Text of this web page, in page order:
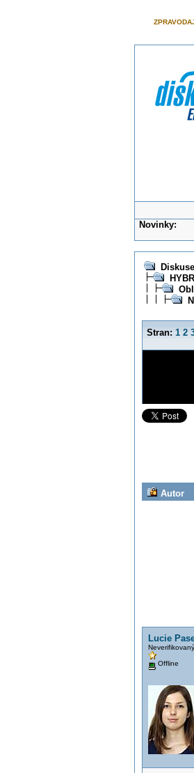
Novinky:
Stran: 1 2
Autor
Lucie
Offline